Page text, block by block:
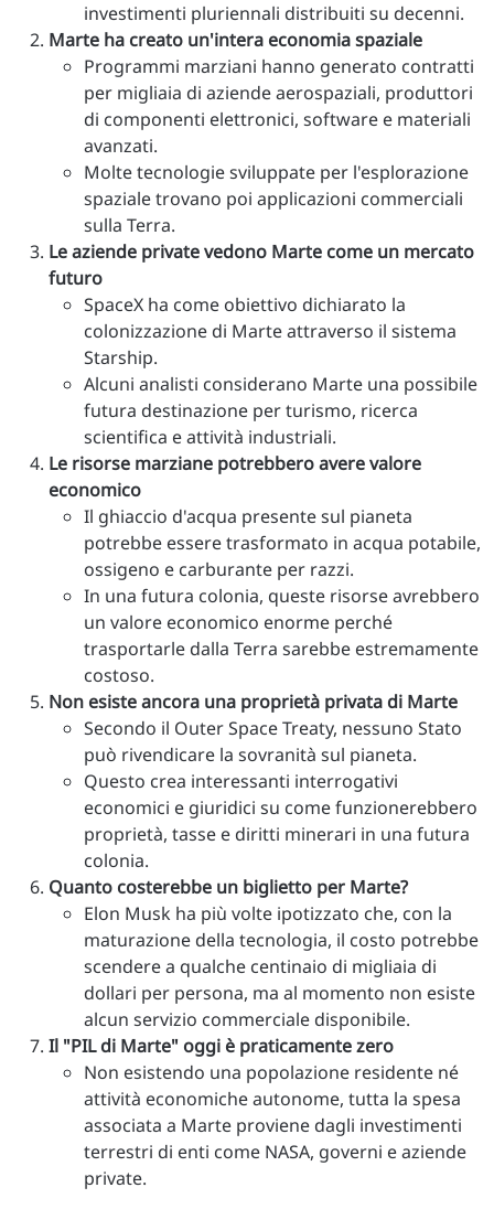
investimenti pluriennali distribuiti su decenni.
Marte ha creato un'intera economia spaziale
Programmi marziani hanno generato contratti
per migliaia di aziende aerospaziali, produttori
di componenti elettronici, software e materiali
avanzati.
Molte tecnologie sviluppate per l'esplorazione
spaziale trovano poi applicazioni commerciali
sulla Terra.
Le aziende private vedono Marte come un mercato
futuro
SpaceX ha come obiettivo dichiarato la
colonizzazione di Marte attraverso il sistema
Starship.
Alcuni analisti considerano Marte una possibile
futura destinazione per turismo, ricerca
scientifica e attività industriali.
Le risorse marziane potrebbero avere valore
economico
Il ghiaccio d'acqua presente sul pianeta
potrebbe essere trasformato in acqua potabile,
ossigeno e carburante per razzi.
In una futura colonia, queste risorse avrebbero
un valore economico enorme perché
trasportarle dalla Terra sarebbe estremamente
costoso.
Non esiste ancora una proprietà privata di Marte
Secondo il Outer Space Treaty, nessuno Stato
può rivendicare la sovranità sul pianeta.
Questo crea interessanti interrogativi
economici e giuridici su come funzionerebbero
proprietà, tasse e diritti minerari in una futura
colonia.
Quanto costerebbe un biglietto per Marte?
Elon Musk ha più volte ipotizzato che, con la
maturazione della tecnologia, il costo potrebbe
scendere a qualche centinaio di migliaia di
dollari per persona, ma al momento non esiste
alcun servizio commerciale disponibile.
Il "PIL di Marte" oggi è praticamente zero
Non esistendo una popolazione residente né
attività economiche autonome, tutta la spesa
associata a Marte proviene dagli investimenti
terrestri di enti come NASA, governi e aziende
private.